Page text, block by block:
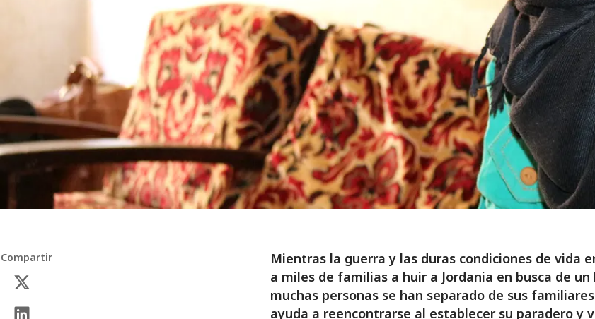
Compartir
Mientras la guerra y las duras condiciones de vida
a miles de familias a huir a Jordania en busca de un
muchas personas se han separado de sus
ayuda a reencontrarse al establecer su paradero y